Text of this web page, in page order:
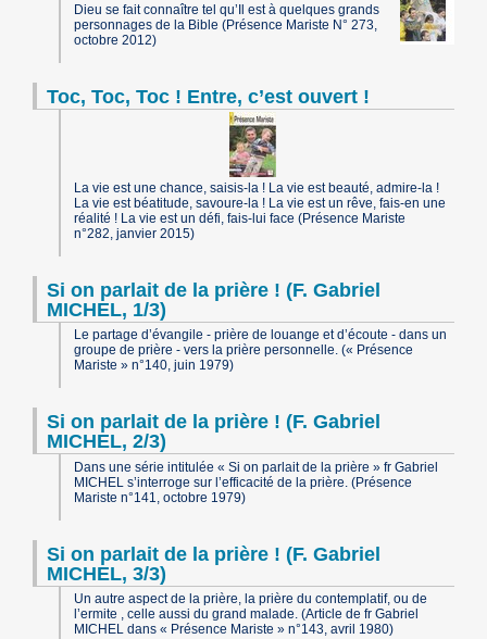
Dieu se fait connaître tel qu’Il est à quelques grands
personnages de la Bible (Présence Mariste N° 273,
octobre 2012)
Toc, Toc, Toc ! Entre, c’est ouvert !
La vie est une chance, saisis-la ! La vie est beauté, admire-la !
La vie est béatitude, savoure-la ! La vie est un rêve, fais-en une
réalité ! La vie est un défi, fais-lui face (Présence Mariste
n°282, janvier 2015)
Si on parlait de la prière ! (F. Gabriel
MICHEL, 1/3)
Le partage d’évangile - prière de louange et d’écoute - dans un
groupe de prière - vers la prière personnelle. (« Présence
Mariste » n°140, juin 1979)
Si on parlait de la prière ! (F. Gabriel
MICHEL, 2/3)
Dans une série intitulée « Si on parlait de la prière » fr Gabriel
MICHEL s’interroge sur l’efficacité de la prière. (Présence
Mariste n°141, octobre 1979)
Si on parlait de la prière ! (F. Gabriel
MICHEL, 3/3)
Un autre aspect de la prière, la prière du contemplatif, ou de
l’ermite , celle aussi du grand malade. (Article de fr Gabriel
MICHEL dans « Présence Mariste » n°143, avril 1980)